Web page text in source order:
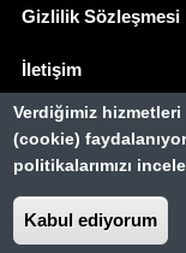
Gizlilik Sözleşmesi
İletişim
Basında Biz
Verdiğimiz
(cookie)
politikalarımızı
Kabul ediyorum